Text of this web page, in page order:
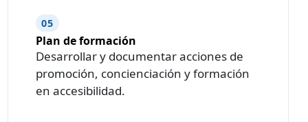
05
Plan de formación
Desarrollar y documentar acciones de
promoción, concienciación y formación
en accesibilidad.